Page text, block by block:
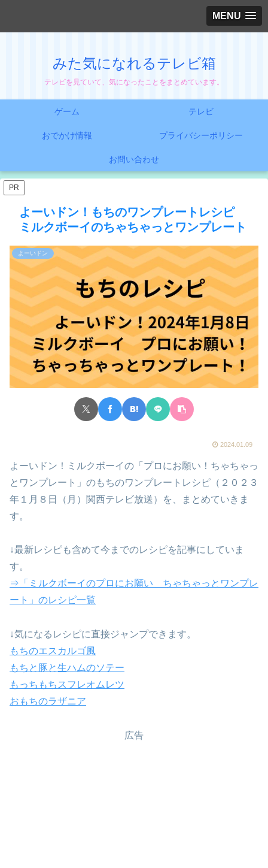
MENU
みた気になれるテレビ箱
テレビを見ていて、気になったことをまとめています。
ゲーム テレビ
おでかけ情報 プライバシーポリシー
お問い合わせ
PR
よーいドン！もちのワンプレートレシピ
ミルクボーイのちゃちゃっとワンプレート
よーいドン
2024.01.09
よーいドン！ミルクボーイの「プロにお願い！ちゃちゃっ
とワンプレート」のもちのワンプレートレシピ（２０２３
年１月８日（月）関西テレビ放送）を、まとめていきま
す。
↓最新レシピも含めて今までのレシピを記事にしていま
す。
⇒「ミルクボーイのプロにお願い ちゃちゃっとワンプレ
ート」のレシピ一覧
↓気になるレシピに直接ジャンプできます。
もちのエスカルゴ風
もちと豚と生ハムのソテー
もっちもちスフレオムレツ
おもちのラザニア
広告